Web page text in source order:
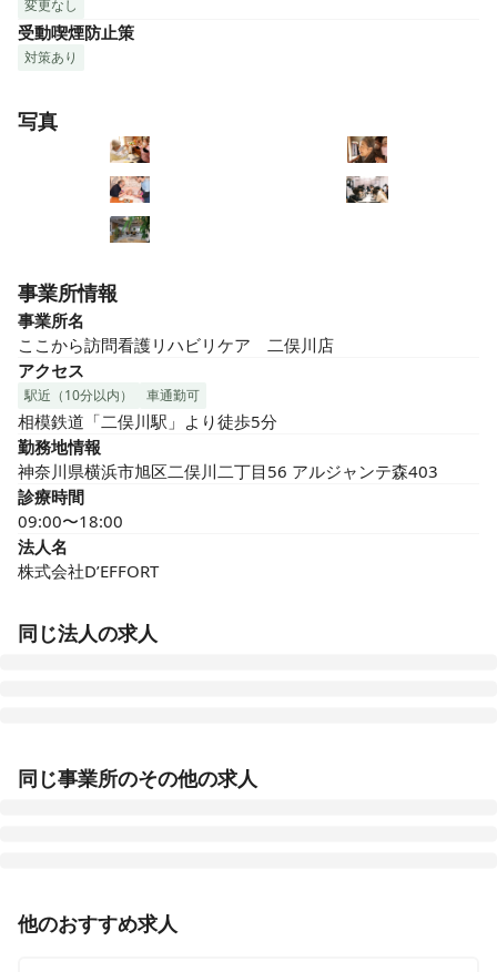
変更なし
受動喫煙防止策
対策あり
写真
事業所情報
事業所名
ここから訪問看護リハビリケア　二俣川店
アクセス
駅近（10分以内） 車通勤可
相模鉄道「二俣川駅」より徒歩5分
勤務地情報
神奈川県横浜市旭区二俣川二丁目56 アルジャンテ森403
診療時間
09:00〜18:00
法人名
株式会社D’EFFORT
同じ法人の求人
神奈川県横浜市都筑区茅ケ崎中央13-2 宮下ビル401
ここから訪問看護リハビリケア鹿児島 鹿屋店
同じ事業所のその他の求人
正看護師 正社員（常勤）
【横浜市旭区/二俣川】年間休日126日◎訪問件数・オン
他のおすすめ求人